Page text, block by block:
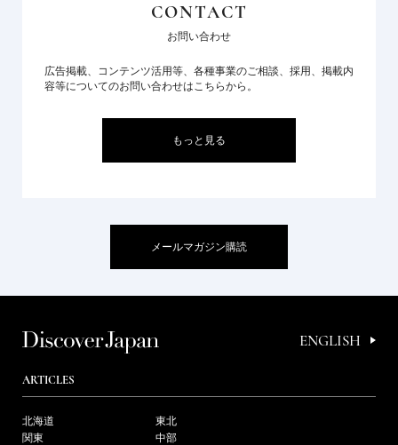
CONTACT
お問い合わせ
広告掲載、コンテンツ活用等、各種事業のご相談、採用、掲載内
容等についてのお問い合わせはこちらから。
もっと見る
メールマガジン購読
ENGLISH
ARTICLES
北海道
東北
関東
中部